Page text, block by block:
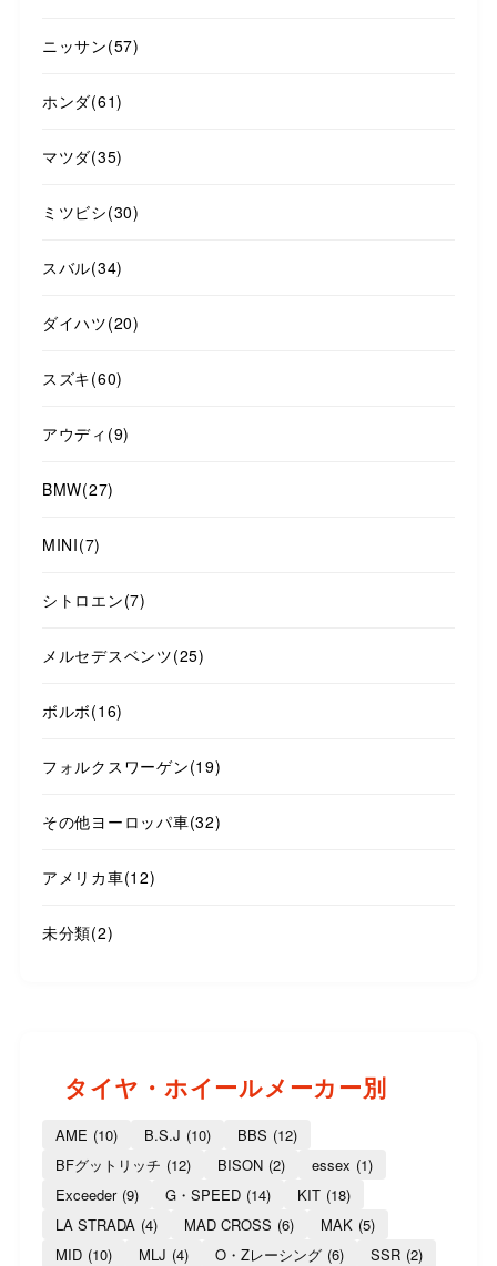
ニッサン(57)
ホンダ(61)
マツダ(35)
ミツビシ(30)
スバル(34)
ダイハツ(20)
スズキ(60)
アウディ (9)
BMW(27)
MINI(7)
シトロエン(7)
メルセデスベンツ(25)
ボルボ(16)
フォルクスワーゲン(19)
その他ヨーロッパ車(32)
アメリカ車(12)
未分類(2)
タイヤ・ホイールメーカー別
AME (10) B.S.J (10) BBS (12)
BFグットリッチ (12) BISON (2) essex (1)
Exceeder (9) G・SPEED (14) KIT (18)
LA STRADA (4) MAD CROSS (6) MAK (5)
MID (10) MLJ (4) O・Zレーシング (6) SSR (2)